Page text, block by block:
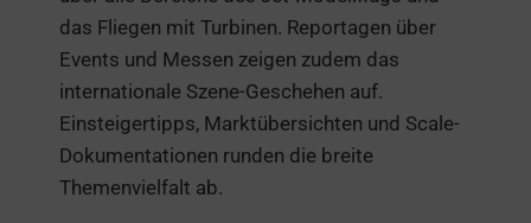
das Fliegen mit Turbinen. Reportagen über
Events und Messen zeigen zudem das
internationale Szene-Geschehen auf.
Einsteigertipps, Marktübersichten und Scale-
Dokumentationen runden die breite
Themenvielfalt ab.